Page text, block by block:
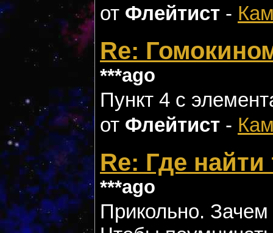
от Флейтист -
Re:
***ago
Пункт 4 с
от Флейтист -
Re: Где
***ago
Прикольно. Зачем